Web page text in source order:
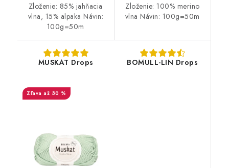
Zloženie: 85% jahňacia
vlna, 15% alpaka Návin:
100g=50m
Zloženie: 100% merino
vlna Návin: 100g=50m
MUSKAT Drops
až 30 %
BOMULL-LIN Drops